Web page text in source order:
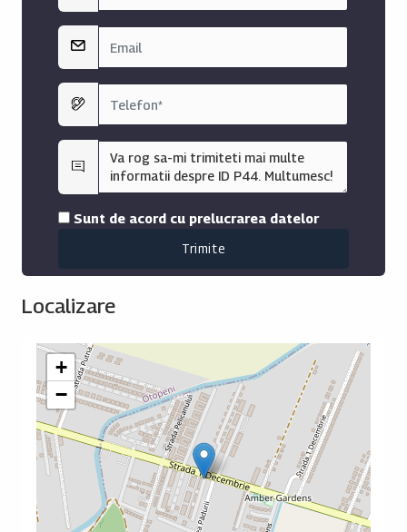
contacta sau va asteptam la sediul situat in Otopeni str.
Imobiliar
petru@ilfovimobiliar.ro
Sunt de acord cu prelucrarea datelor
Localizare
+
−